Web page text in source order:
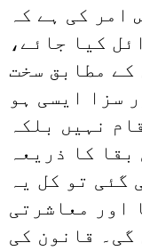
امر کی ہے کہ
کیا جائے،
کے مطابق سخت
سزا ایسی ہو
نہیں بلکہ
بقا کا ذریعہ
گئی تو کل یہ
اور معاشرتی
گی۔ قانون کی